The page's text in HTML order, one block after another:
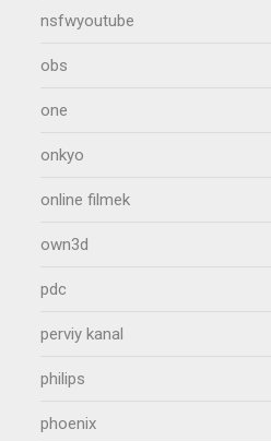
nsfwyoutube
obs
one
onkyo
online filmek
own3d
pdc
perviy kanal
philips
phoenix